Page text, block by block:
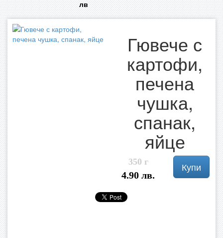
лв
Гювече с
картофи,
печена
чушка,
спанак,
яйце
350 г
4.90 лв.
Купи